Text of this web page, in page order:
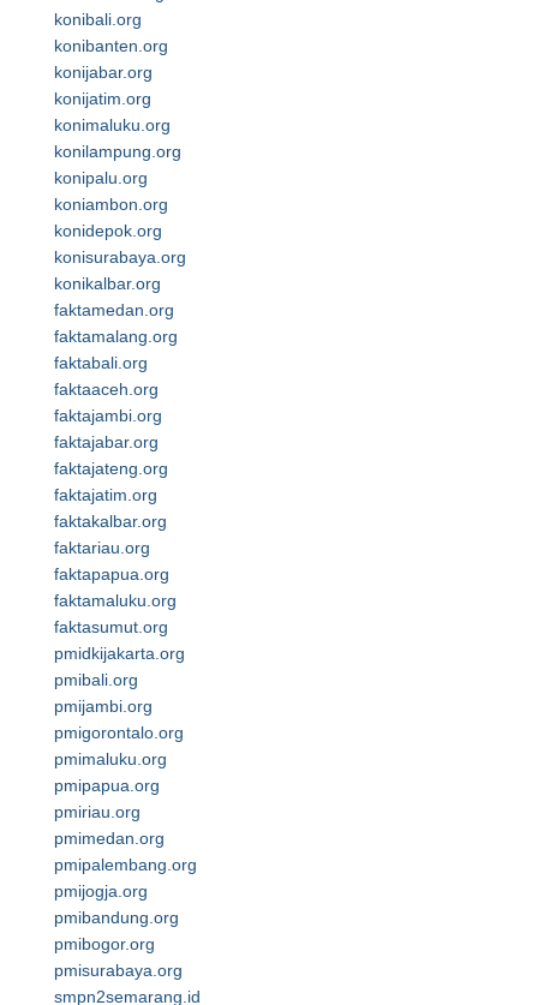
konibali.org
konibanten.org
konijabar.org
konijatim.org
konimaluku.org
konilampung.org
konipalu.org
koniambon.org
konidepok.org
konisurabaya.org
konikalbar.org
faktamedan.org
faktamalang.org
faktabali.org
faktaaceh.org
faktajambi.org
faktajabar.org
faktajateng.org
faktajatim.org
faktakalbar.org
faktariau.org
faktapapua.org
faktamaluku.org
faktasumut.org
pmidkijakarta.org
pmibali.org
pmijambi.org
pmigorontalo.org
pmimaluku.org
pmipapua.org
pmiriau.org
pmimedan.org
pmipalembang.org
pmijogja.org
pmibandung.org
pmibogor.org
pmisurabaya.org
smpn2semarang.id